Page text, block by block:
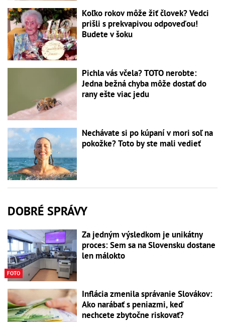
Koľko rokov môže žiť človek? Vedci
prišli s prekvapivou odpoveďou!
Budete v šoku
Pichla vás včela? TOTO nerobte:
Jedna bežná chyba môže dostať do
rany ešte viac jedu
Nechávate si po kúpaní v mori soľ na
pokožke? Toto by ste mali vedieť
DOBRÉ SPRÁVY
FOTO
Za jedným výsledkom je unikátny
proces: Sem sa na Slovensku dostane
len málokto
Inflácia zmenila správanie Slovákov:
Ako narábať s peniazmi, keď
nechcete zbytočne riskovať?